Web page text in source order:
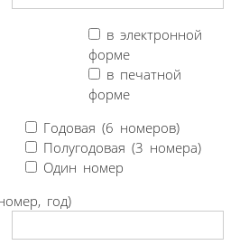
в электронной
форме
в печатной
форме
Годовая (6 номеров)
Полугодовая (3 номера)
Один номер
год)